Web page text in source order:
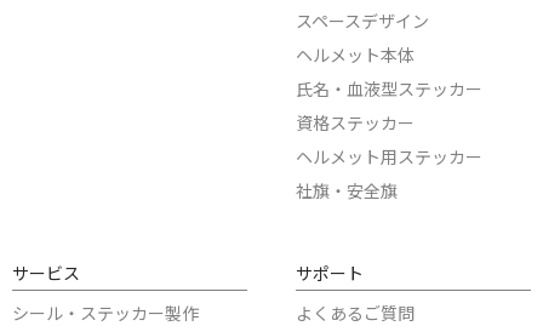
スペースデザイン
ヘルメット本体
氏名・血液型ステッカー
資格ステッカー
ヘルメット用ステッカー
社旗・安全旗
サービス
シール・ステッカー製作
サポート
よくあるご質問